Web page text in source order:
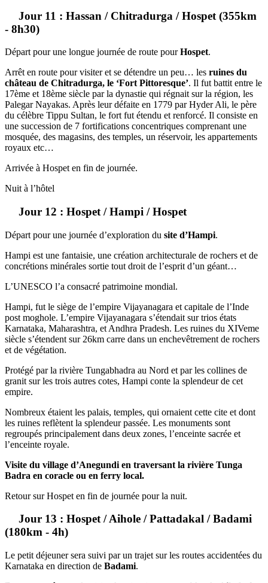
Jour 11 : Hassan / Chitradurga / Hospet (355km
- 8h30)
Départ pour une longue journée de route pourHospet.
Arrêt en route pour visiter et se détendre un peu… les ruines du
château de Chitradurga, le ‘Fort Pittoresque’. Il fut battit entre le
17ème et 18ème siècle par la dynastie qui régnait sur la région, les
Palegar Nayakas. Après leur défaite en 1779 par Hyder Ali, le père
du célèbre Tippu Sultan, le fort fut étendu et renforcé. Il consiste en
une succession de 7 fortifications concentriques comprenant une
mosquée, des magasins, des temples, un réservoir, les appartements
royaux etc…
Arrivée à Hospet en fin de journée.
Nuit à l’hôtel
Jour 12 : Hospet / Hampi / Hospet
Départ pour une journée d’exploration du site d’Hampi.
Hampi est une fantaisie, une création architecturale de rochers et de
concrétions minérales sortie tout droit de l’esprit d’un géant…
L’UNESCO l’a consacré patrimoine mondial.
Hampi, fut le siège de l’empire Vijayanagara et capitale de l’Inde
post moghole. L’empire Vijayanagara s’étendait sur trios états
Karnataka, Maharashtra, et Andhra Pradesh. Les ruines du XIVeme
siècle s’étendent sur 26km carre dans un enchevêtrement de rochers
et de végétation.
Protégé par la rivière Tungabhadra au Nord et par les collines de
granit sur les trois autres cotes, Hampi conte la splendeur de cet
empire.
Nombreux étaient les palais, temples, qui ornaient cette cite et dont
les ruines reflètent la splendeur passée. Les monuments sont
regroupés principalement dans deux zones, l’enceinte sacrée et
l’enceinte royale.
Visite du village d’Anegundi en traversant la rivière Tunga
Badra en coracle ou en ferry local.
Retour sur Hospet en fin de journée pour la nuit.
Jour 13 : Hospet / Aihole / Pattadakal / Badami
(180km - 4h)
Le petit déjeuner sera suivi par un trajet sur les routes accidentées du
Karnataka en direction de Badami.